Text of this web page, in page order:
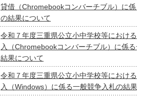
貸借（Chromebookコンバーチブル）に係
の結果について
令和７年度三重県公立小中学校等における
入（Chromebookコンバーチブル）に係る
結果について
令和７年度三重県公立小中学校等における
入（Windows）に係る一般競争入札の結果